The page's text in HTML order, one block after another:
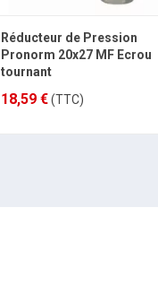
Réducteur de Pression
Pronorm 20x27 MF Ecrou
tournant
18,59 €(TTC)